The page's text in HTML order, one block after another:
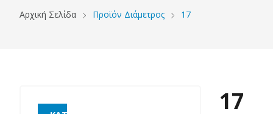
Αρχική Σελίδα Προϊόν Διάμετρος 17
17